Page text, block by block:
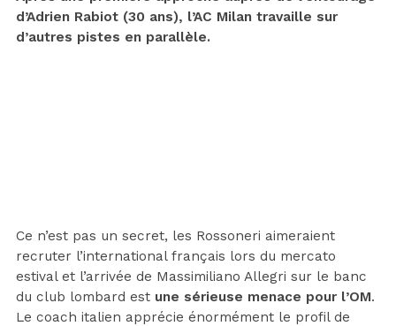
d’Adrien Rabiot (30 ans), l’AC Milan travaille sur
d’autres pistes en parallèle.
Ce n’est pas un secret, les Rossoneri aimeraient
recruter l’international français lors du mercato
estival et l’arrivée de Massimiliano Allegri sur le banc
du club lombard est une sérieuse menace pour l’OM.
Le coach italien apprécie énormément le profil de